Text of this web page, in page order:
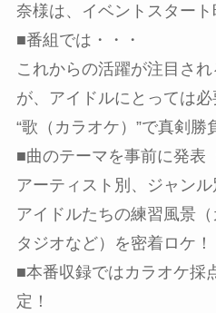
奈様は、イベントスター
■番組では・・・
これからの活躍が注目さ
が、アイドルにとっては
“歌（カラオケ）”で真剣勝
■曲のテーマを事前に発表
アーティスト別、ジャンル
アイドルたちの練習風景
タジオなど）を密着ロケ！
■本番収録ではカラオケ採
定！